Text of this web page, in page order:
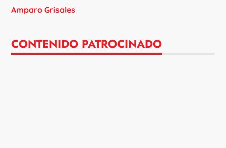
Amparo Grisales
CONTENIDO PATROCINADO